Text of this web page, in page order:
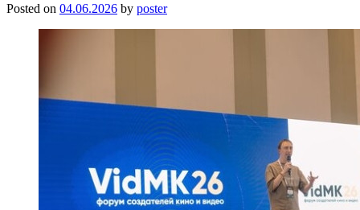
Posted on 04.06.2026 by poster